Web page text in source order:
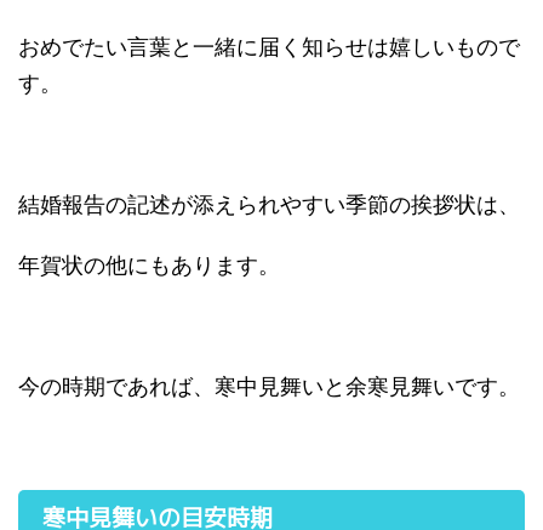
おめでたい言葉と一緒に届く知らせは嬉しいもので
す。
結婚報告の記述が添えられやすい季節の挨拶状は、
年賀状の他にもあります。
今の時期であれば、寒中見舞いと余寒見舞いです。
寒中見舞いの目安時期